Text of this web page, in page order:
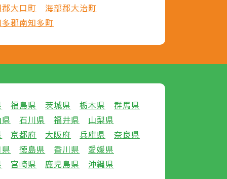
大口町
海部郡大治町
郡南知多町
福島県 茨城県 栃木県
群馬県
石川県 福井県
山梨県
京都府 大阪府 兵庫県
奈良県
徳島県 香川県
愛媛県
宮崎県 鹿児島県 沖縄県